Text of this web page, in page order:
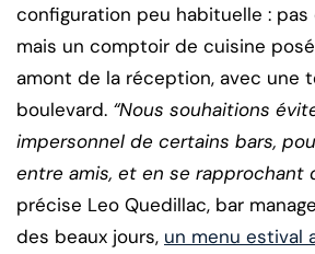
configuration peu habituelle :
mais un comptoir de cuisine
amont de la réception, avec une
boulevard. “Nous souhaitions
impersonnel de certains bars,
entre amis, et en se rapprochant
précise Leo Quedillac, bar
des beaux jours, un menu estival